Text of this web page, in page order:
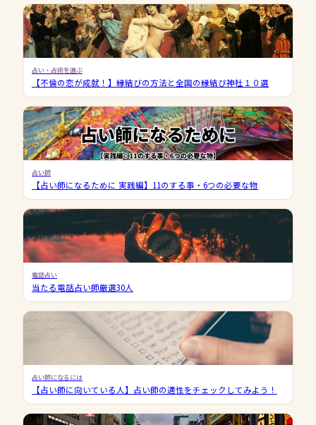
占い・占術を選ぶ
【不倫の恋が成就！】縁結びの方法と全国の縁結び神社１０選
占い師
【占い師になるために 実践編】11のする事・6つの必要な物
電話占い
当たる電話占い師厳選30人
占い師になるには
【占い師に向いている人】占い師の適性をチェックしてみよう！